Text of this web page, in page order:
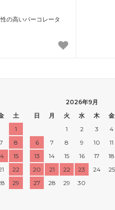
の高いパーコレータ
土
1
7
8
15
22
29
2026年9月
日
月 火 水 木 金
1
2 3 4
6
7 8 9 10 11
13
14 15 16 17 18
20
21 22 23 24 25
27
28 29 30